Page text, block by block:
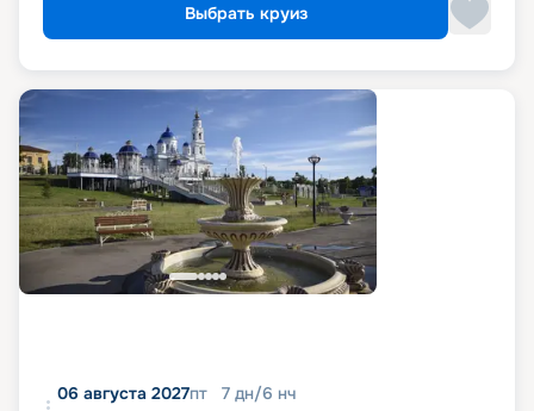
Выбрать круиз
06 августа 2027пт 7 дн/6 нч